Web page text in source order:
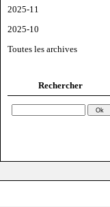
2025-11
2025-10
Toutes les archives
Rechercher